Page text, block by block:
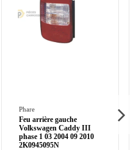
Phare
Feu arrière gauche
Volkswagen Caddy III
phase 1 03 2004 09 2010
2K0945095N